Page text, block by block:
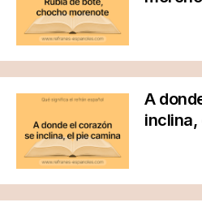
A
inclina,